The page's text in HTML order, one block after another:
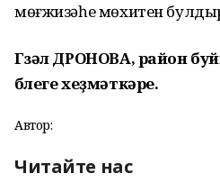
мөғжизәһе мөхитен
Гүзәл ДРОНОВА, район
бүлеге хеҙмәткәре.
Автор:
Читайте нас